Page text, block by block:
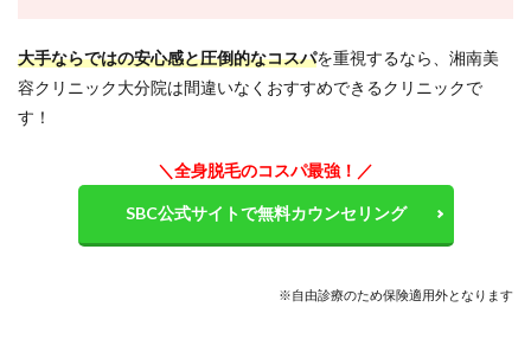
12.1
Q.未成
同伴は
大手ならではの安心感と圧倒的なコスパを重視するなら、湘南美
容クリニック大分院は間違いなくおすすめできるクリニックで
す！
＼全身脱毛のコスパ最強！ ／
SBC公式サイトで無料カウンセリング
※自由診療のため保険適用外となります